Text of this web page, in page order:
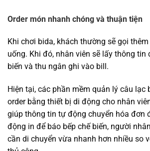
Order món nhanh chóng và thuận tiện
Khi chơi bida, khách thường sẽ gọi
uống. Khi đó, nhân viên sẽ lấy thông tin
biến và thu ngân ghi vào bill.
Hiện tại, các phần mềm quản lý câu lạc
order bằng thiết bị di động cho nhân
giúp thông tin tự động chuyển hóa đơn
động in để báo bếp chế biến, người
cần di chuyển vừa nhanh hơn nhiều so